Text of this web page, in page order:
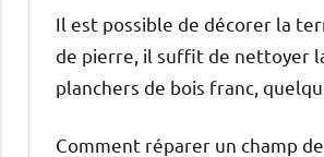
Il est possible de décorer la
de pierre, il suffit de nettoyer
planchers de bois franc,
Comment réparer un champ